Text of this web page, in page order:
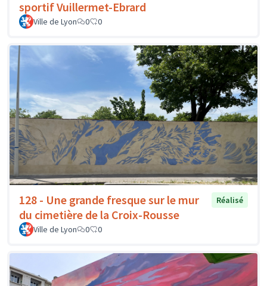
sportif Vuillermet-Ebrard
Ville de Lyon 0 0
128 - Une grande fresque sur le mur
du cimetière de la Croix-Rousse
Réalisé
Ville de Lyon 0 0